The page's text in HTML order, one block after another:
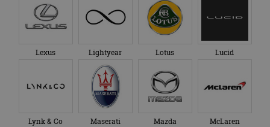
Lexus Lightyear Lotus Lucid
Lynk & Co Maserati Mazda McLaren